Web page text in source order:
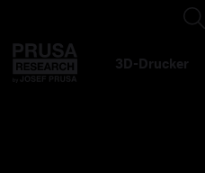
3D-Drucker